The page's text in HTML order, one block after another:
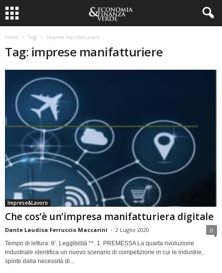
Home Tags Imprese manifatturiere
Tag: imprese manifatturiere
Imprese&Lavoro
Che cos’è un’impresa manifatturiera digitale
Dante Laudisa Ferruccio Maccarini - 2 Luglio 2020 0
Tempo di lettura: 9’. Leggibilità **. 1. PREMESSA La quarta rivoluzione
industriale identifica un nuovo scenario di competizione in cui le industrie,
spinte dalla necessità di...